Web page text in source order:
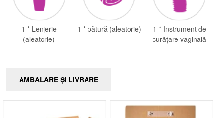
1 * Lenjerie
(aleatorie)
1 * pătură (aleatorie)
1 * Instrument de
curățare vaginală
AMBALARE ȘI LIVRARE